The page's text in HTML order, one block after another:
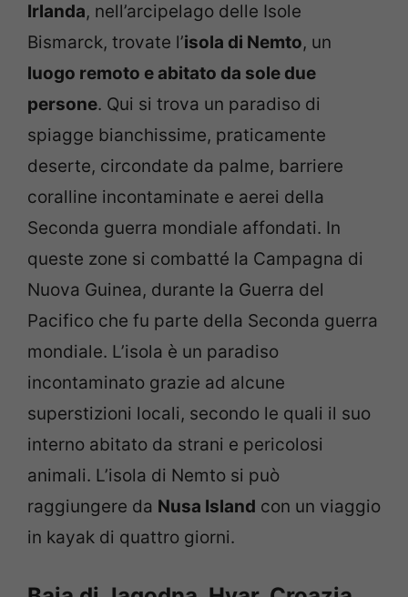
Irlanda, nell’arcipelago delle Isole
Bismarck, trovate l’isola di Nemto, un
luogo remoto e abitato da sole due
persone. Qui si trova un paradiso di
spiagge bianchissime, praticamente
deserte, circondate da palme, barriere
coralline incontaminate e aerei della
Seconda guerra mondiale affondati. In
queste zone si combatté la Campagna di
Nuova Guinea, durante la Guerra del
Pacifico che fu parte della Seconda guerra
mondiale. L’isola è un paradiso
incontaminato grazie ad alcune
superstizioni locali, secondo le quali il suo
interno abitato da strani e pericolosi
animali. L’isola di Nemto si può
raggiungere da Nusa Island con un viaggio
in kayak di quattro giorni.